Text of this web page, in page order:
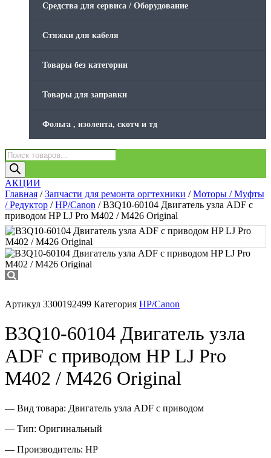
Средства для сервиса / Оборудование
Стяжки для кабеля
Товары без категории
Товары для заправки
Фольга , изолента, скотч и тд
Поиск
товаров
АКЦИИ
Главная /Запчасти для ремонта оргтехники /Моторы / Муфты
/ Редуктор /HP/Canon / B3Q10-60104 Двигатель узла ADF с
приводом HP LJ Pro M402 / M426 Original
Артикул 3300192499 Категория HP/Canon
B3Q10-60104 Двигатель узла
ADF с приводом HP LJ Pro
M402 / M426 Original
— Вид товара: Двигатель узла ADF с приводом
— Тип: Оригинальный
— Производитель: HP